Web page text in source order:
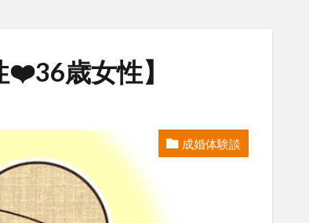
歳女性】
成婚体験談